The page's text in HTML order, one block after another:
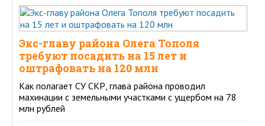
Экс-главу района Олега Тополя
требуют посадить на 15 лет и
оштрафовать на 120 млн
Как полагает СУ СКР, глава района проводил
махинации с земельными участками с ущербом на 78
млн рублей